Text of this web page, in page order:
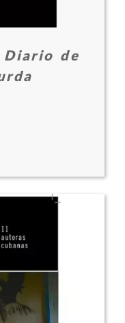
Diario de